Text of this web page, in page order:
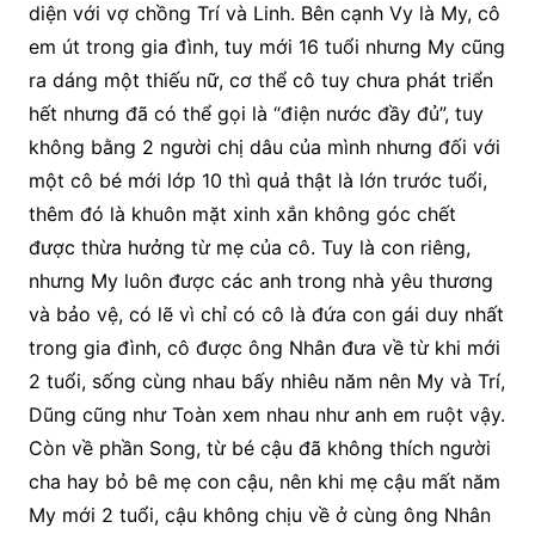
diện với vợ chồng Trí và Linh. Bên cạnh Vy là My, cô
em út trong gia đình, tuy mới 16 tuổi nhưng My cũng
ra dáng một thiếu nữ, cơ thể cô tuy chưa phát triển
hết nhưng đã có thể gọi là “điện nước đầy đủ”, tuy
không bằng 2 người chị dâu của mình nhưng đối với
một cô bé mới lớp 10 thì quả thật là lớn trước tuổi,
thêm đó là khuôn mặt xinh xắn không góc chết
được thừa hưởng từ mẹ của cô. Tuy là con riêng,
nhưng My luôn được các anh trong nhà yêu thương
và bảo vệ, có lẽ vì chỉ có cô là đứa con gái duy nhất
trong gia đình, cô được ông Nhân đưa về từ khi mới
2 tuổi, sống cùng nhau bấy nhiêu năm nên My và Trí,
Dũng cũng như Toàn xem nhau như anh em ruột vậy.
Còn về phần Song, từ bé cậu đã không thích người
cha hay bỏ bê mẹ con cậu, nên khi mẹ cậu mất năm
My mới 2 tuổi, cậu không chịu về ở cùng ông Nhân